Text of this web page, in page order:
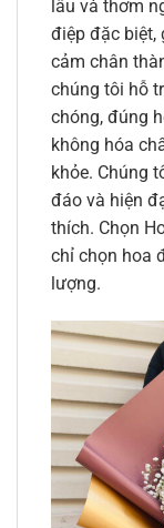
lâu và thơm
điệp đặc biệt,
cảm chân
chúng tôi hỗ
chóng, đúng
không hóa
khỏe. Chúng
đáo và hiện
thích. Chọn
chỉ chọn hoa
lượng.